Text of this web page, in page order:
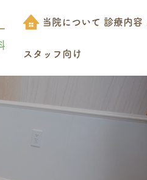
当院について 診療内容
スタッフ向け